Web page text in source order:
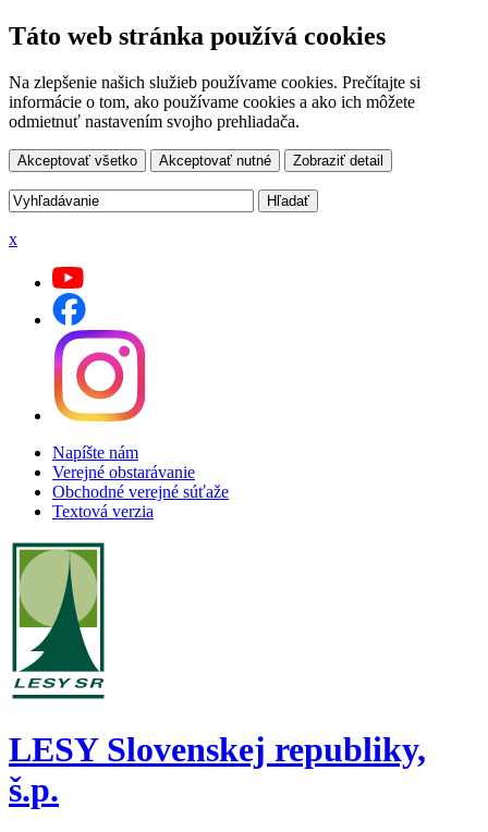
Táto web stránka používá cookies
Na zlepšenie našich služieb používame cookies. Prečítajte si
informácie o tom, ako používame cookies a ako ich môžete
odmietnuť nastavením svojho prehliadača.
Akceptovať všetko Akceptovať nutné Zobraziť detail
x
Napíšte nám
Verejné obstarávanie
Obchodné verejné súťaže
Textová verzia
LESY Slovenskej republiky,
š.p.